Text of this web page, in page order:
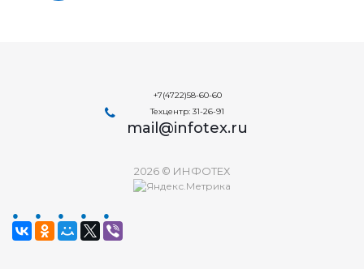
+7(4722)58-60-60
Техцентр: 31-26-91
mail@infotex.ru
2026 © ИНФОТЕХ